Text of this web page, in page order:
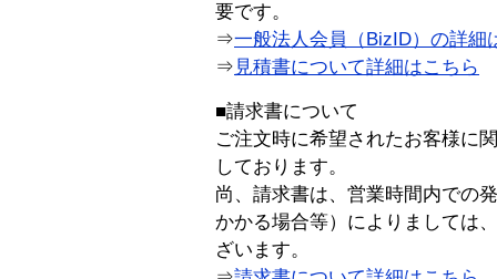
要です。
⇒一般法人会員（BizID）の詳細
⇒ 見積書について詳細はこちら
■請求書について
ご注文時に希望されたお客様に
しております。
尚、請求書は、営業時間内での
かかる場合等）によりましては
ざいます。